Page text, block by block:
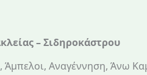
– Σιδηροκάστρου
Άμπελοι, Αναγέννηση, Άνω